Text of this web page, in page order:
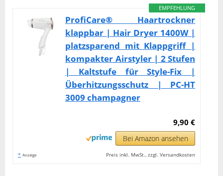
EMPFEHLUNG
ProfiCare® Haartrockner
klappbar | Hair Dryer 1400W |
platzsparend mit Klappgriff |
kompakter Airstyler | 2 Stufen
| Kaltstufe für Style-Fix |
Überhitzungsschutz | PC-HT
3009 champagner
9,90 €
Bei Amazon ansehen
* Anzeige Preis inkl. MwSt., zzgl. Versandkosten